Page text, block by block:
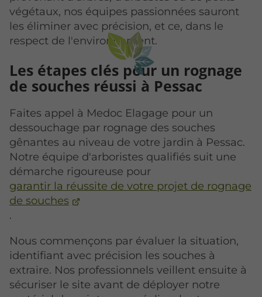
végétaux, nos équipes passionnées sauront
les éliminer avec précision, et ce, dans le
respect de l'environnement.
Les étapes clés pour un rognage
de souches réussi à Pessac
Faites appel à Medoc Elagage pour un
dessouchage par rognage des souches
gênantes au niveau de votre jardin à Pessac.
Notre équipe d'arboristes qualifiés suit une
démarche rigoureuse pour
garantir la réussite de votre projet de rognage
de souches
.
Nous commençons par évaluer la situation,
identifiant avec précision les souches à
extraire. Nos professionnels veillent ensuite à
sécuriser le site avant de déployer notre